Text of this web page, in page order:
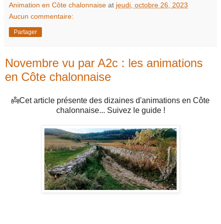
Animation en Côte chalonnaise at jeudi, octobre 26, 2023
Aucun commentaire:
Partager
Novembre vu par A2c : les animations
en Côte chalonnaise
👼Cet article présente des dizaines d'animations en Côte
chalonnaise... Suivez le guide !